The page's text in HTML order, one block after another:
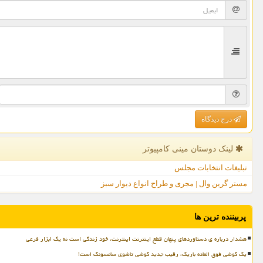
درج دیدگاه
لینک دوستان مینی كامپیوتر
تبلیغات انتخابات مجلس
مستر گرین وال | مجری و طراح انواع دیوار سبز
پربیننده ترین ها
هشدار درباره ی دستاوردهای پنهان قطع اینترنت اینترنت، خود زندگی است نه یک ابزار فرعی
یک گوشی فوق العاده باریک، رقیب جدید گوشی تاشوی سامسونگ است!